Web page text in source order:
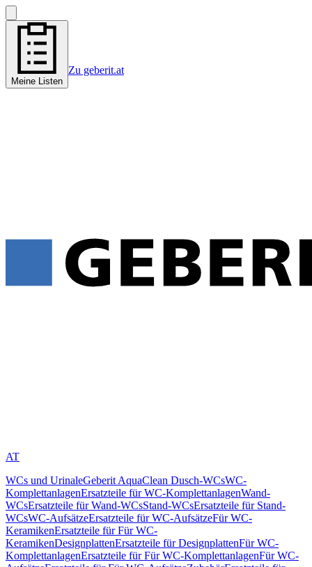
Meine Listen
Zu geberit.at
AT
WCs und UrinaleGeberit AquaClean Dusch-WCsWC-
KomplettanlagenErsatzteile für WC-KomplettanlagenWand-
WCsErsatzteile für Wand-WCsStand-WCsErsatzteile für Stand-
WCsWC-AufsätzeErsatzteile für WC-AufsätzeFür WC-
KeramikenErsatzteile für Für WC-
KeramikenDesignplattenErsatzteile für DesignplattenFür WC-
KomplettanlagenErsatzteile für Für WC-KomplettanlagenFür WC-